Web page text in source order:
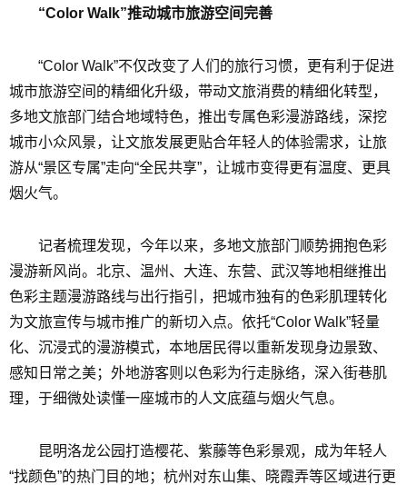
“Color Walk”推动城市旅游空间完善
“Color Walk”不仅改变了人们的旅行习惯，更有利于促进
城市旅游空间的精细化升级，带动文旅消费的精细化转型，
多地文旅部门结合地域特色，推出专属色彩漫游路线，深挖
城市小众风景，让文旅发展更贴合年轻人的体验需求，让旅
游从“景区专属”走向“全民共享”，让城市变得更有温度、更具
烟火气。
记者梳理发现，今年以来，多地文旅部门顺势拥抱色彩
漫游新风尚。北京、温州、大连、东营、武汉等地相继推出
色彩主题漫游路线与出行指引，把城市独有的色彩肌理转化
为文旅宣传与城市推广的新切入点。依托“Color Walk”轻量
化、沉浸式的漫游模式，本地居民得以重新发现身边景致、
感知日常之美；外地游客则以色彩为行走脉络，深入街巷肌
理，于细微处读懂一座城市的人文底蕴与烟火气息。
昆明洛龙公园打造樱花、紫藤等色彩景观，成为年轻人
“找颜色”的热门目的地；杭州对东山集、晓霞弄等区域进行更